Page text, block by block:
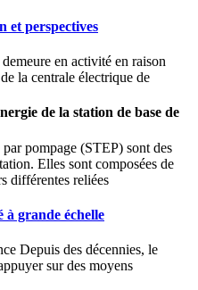
et perspectives
en activité en raison
la centrale électrique de
de la station de base de
pompage (STEP) sont des
Elles sont composées de
différentes reliées
grande échelle
Depuis des décennies, le
sur des moyens